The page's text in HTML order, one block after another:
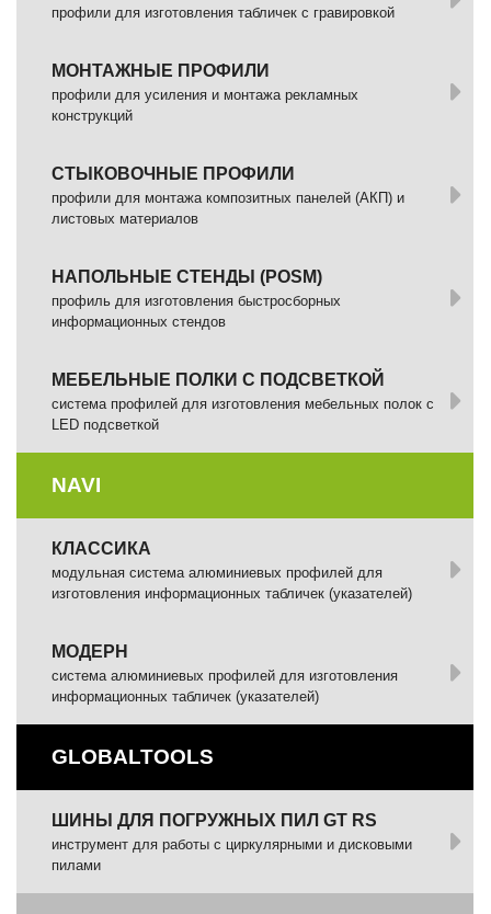
профили для изготовления табличек с гравировкой
МОНТАЖНЫЕ ПРОФИЛИ
профили для усиления и монтажа рекламных
конструкций
СТЫКОВОЧНЫЕ ПРОФИЛИ
профили для монтажа композитных панелей (АКП) и
листовых материалов
НАПОЛЬНЫЕ СТЕНДЫ (POSM)
профиль для изготовления быстросборных
информационных стендов
МЕБЕЛЬНЫЕ ПОЛКИ С ПОДСВЕТКОЙ
cистема профилей для изготовления мебельных полок с
LED подсветкой
NAVI
КЛАССИКА
модульная система алюминиевых профилей для
изготовления информационных табличек (указателей)
МОДЕРН
система алюминиевых профилей для изготовления
информационных табличек (указателей)
GLOBALTOOLS
ШИНЫ ДЛЯ ПОГРУЖНЫХ ПИЛ GT RS
инструмент для работы с циркулярными и дисковыми
пилами